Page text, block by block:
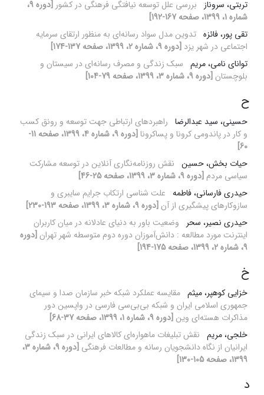
تربتی، سروناز
بررسی علل توسعه نیافتگی فرهنگی در کشور
[دوره 9،
شماره 1، 1399، صفحه 167-192]
تقی پور، فائزه تدوین مدل سواد رسانه‌ای به منظور ارتقای سرمایه
اجتماعی در شهر یزد [دوره 9، شماره 2، 1399، صفحه 137-174]
توانای نامی، مریم سبک زندگی و مصرف رسانه‌ای در سیستان و
بلوچستان [دوره 9، شماره 3، 1399، صفحه 79-104]
ح
حسینی، سید عبدالرضا راهبردهای ارتباطی جهت توسعه و رونق کسب
و کار در پاندومی کرونا و پساکرونا
[دوره 9، شماره 4، 1399، صفحه 11-
60]
حیات بخش، حسین نقش روزنامه‌نگاری آنلاین در توسعه مشارکت
سیاسی مردم [دوره 9، شماره 3، 1399، صفحه 25-46]
حیدری فارسانی، فاطمه علت شناسی ارتکاب جرایم سایبری و
سازوکارهای پیشگیری از آن [دوره 9، شماره 3، 1399، صفحه 193-230]
حیدری نصیر، سحر
وضعیت باور به دنیای عادلانه در میان کاربران
اینترنت مورد مطالعه : دانش‌آموزان دوره دوم متوسطه شهر تهران [دوره
9، شماره 2، 1399، صفحه 175-194]
خ
خزایی کوهپر، میثم مقایسه عملکرد شبکه خبر سازمان صدا و سیمای
جمهوری اسلامی ایران و شبکه بی‌بی‌سی فارسی در واپسین دور
مذاکرات هسته‌ای وین [دوره 9، شماره 1، 1399، صفحه 37-68]
خلجی، مریم نقش تبلیغات ماهواره‌ای کالاهای ایرانی در سبک زندگی
ایرانیان از نگاه دانشجویان رسانه و مطالعات فرهنگی
[دوره 9، شماره 3،
1399، صفحه 105-130]
د